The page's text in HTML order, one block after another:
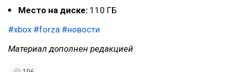
Место на диске: 110 ГБ
#xbox #forza #новости
Материал дополнен редакцией